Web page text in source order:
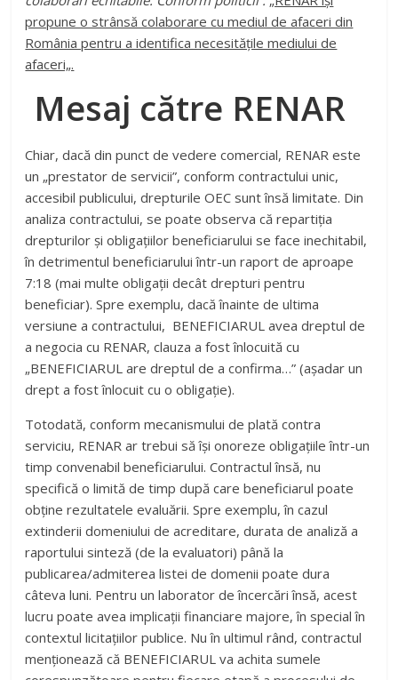
însă să opereze/relaționeze cu OEC-urile în spiritul unei
colaborări echitabile. Conform politicii : „RENAR își
propune o strânsă colaborare cu mediul de afaceri din
România pentru a identifica necesitățile mediului de
afaceri„.
Mesaj către RENAR
Chiar, dacă din punct de vedere comercial, RENAR este
un „prestator de servicii”, conform contractului unic,
accesibil publicului, drepturile OEC sunt însă limitate. Din
analiza contractului, se poate observa că repartiția
drepturilor și obligațiilor beneficiarului se face inechitabil,
în detrimentul beneficiarului într-un raport de aproape
7:18 (mai multe obligații decât drepturi pentru
beneficiar). Spre exemplu, dacă înainte de ultima
versiune a contractului, BENEFICIARUL avea dreptul de
a negocia cu RENAR, clauza a fost înlocuită cu
„BENEFICIARUL are dreptul de a confirma…” (așadar un
drept a fost înlocuit cu o obligație).
Totodată, conform mecanismului de plată contra
serviciu, RENAR ar trebui să își onoreze obligațiile într-un
timp convenabil beneficiarului. Contractul însă, nu
specifică o limită de timp după care beneficiarul poate
obține rezultatele evaluării. Spre exemplu, în cazul
extinderii domeniului de acreditare, durata de analiză a
raportului sinteză (de la evaluatori) până la
publicarea/admiterea listei de domenii poate dura
câteva luni. Pentru un laborator de încercări însă, acest
lucru poate avea implicații financiare majore, în special în
contextul licitațiilor publice. Nu în ultimul rând, contractul